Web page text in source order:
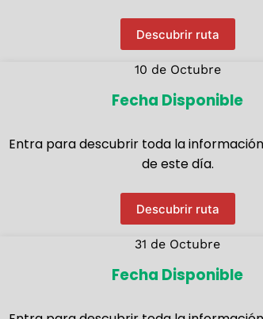
Descubrir ruta
10 de Octubre
Fecha Disponible
Entra para descubrir toda la
de este día.
Descubrir ruta
31 de Octubre
Fecha Disponible